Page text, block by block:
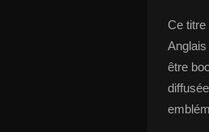
Ce titre
être